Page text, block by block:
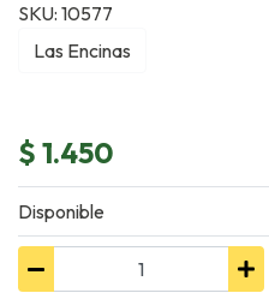
SKU: 10577
Las Encinas
$ 1.450
Disponible